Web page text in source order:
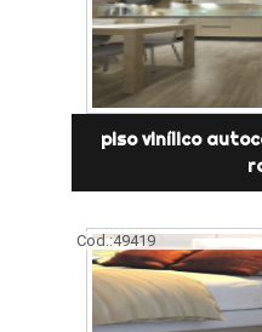
piso vinílico
Cod.:49419